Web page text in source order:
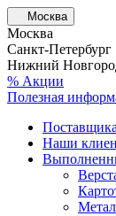
Москва
Москва
Санкт-Петербург
Нижний
% Акции
Полезная
Наши